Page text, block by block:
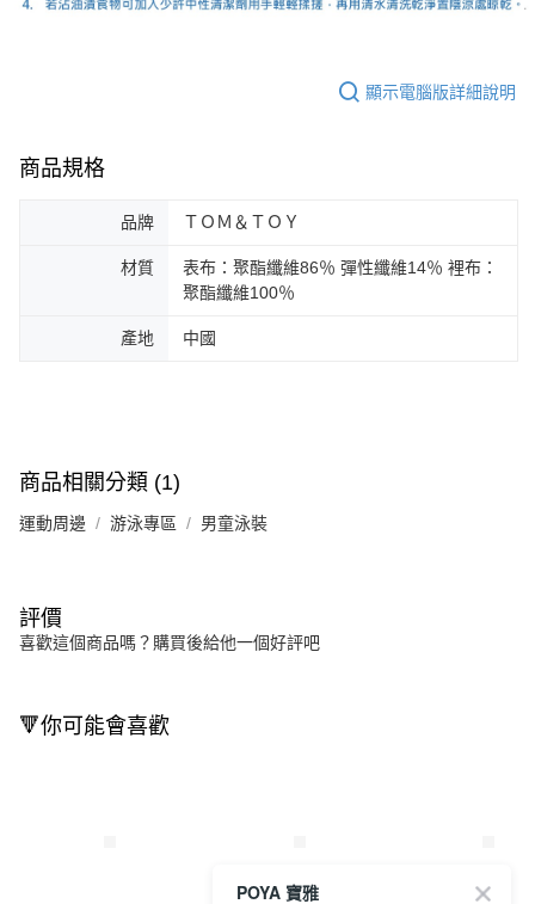
顯示電腦版詳細說明
商品規格
品牌 ＴＯＭ＆ＴＯＹ
材質
表布：聚酯纖維86％ 彈性纖維14％ 裡布：
聚酯纖維100％
產地 中國
商品相關分類 (1)
運動周邊 游泳專區 男童泳裝
評價
喜歡這個商品嗎？購買後給他一個好評吧
🔻你可能會喜歡
POYA 寶雅